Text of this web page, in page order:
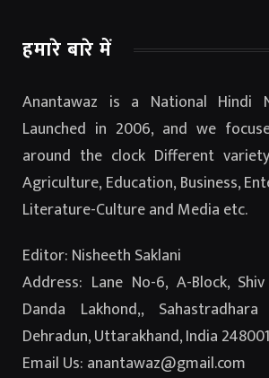
हमारे बारे में
Anantawaz is a National Hindi
Launched in 2006, and we
around the clock Different
Agriculture, Education, Business,
Literature-Culture and Media etc.
Editor: Nisheeth Saklani
Address: Lane No-6, A-Block,
Danda Lakhond,,
Dehradun, Uttarakhand, India 248001
Email Us: anantawaz@gmail.com